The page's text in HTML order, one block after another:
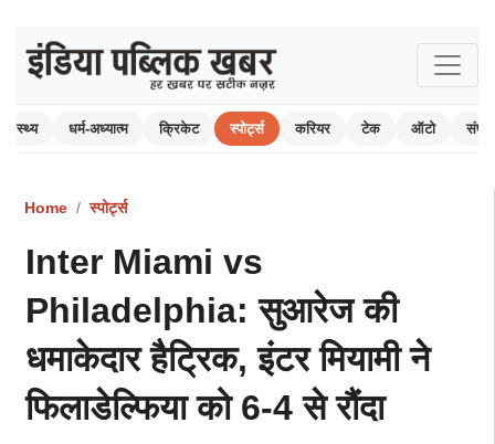
स्वास्थ्य धर्म-अध्यात्म क्रिकेट स्पोर्ट्स करियर टेक ऑटो
Home स्पोर्ट्स
Inter Miami vs
Philadelphia: सुआरेज की
धमाकेदार हैट्रिक, इंटर मियामी ने
फिलाडेल्फिया को 6-4 से रौंदा